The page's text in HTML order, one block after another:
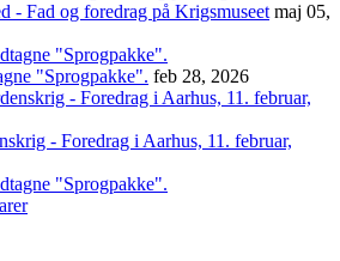
- Fad og foredrag på Krigsmuseet maj 05,
"Sprogpakke". feb 28, 2026
- Foredrag i Aarhus, 11. februar,